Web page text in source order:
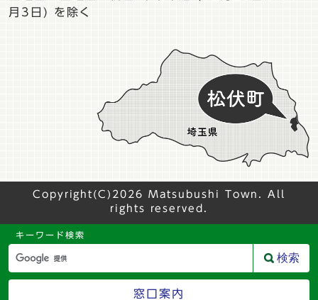
月3日) を除く
Copyright(C)2026 Matsubushi Town. All
rights reserved.
キーワード検索
検索
窓口案内